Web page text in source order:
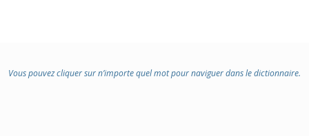
Vous pouvez cliquer sur n’importe quel mot pour naviguer dans le dictionnaire.